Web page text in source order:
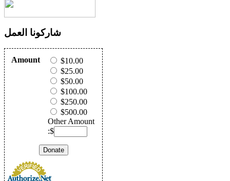
شاركونا العمل
Amount
$10.00
$25.00
$50.00
$100.00
$250.00
$500.00
Other Amount
:$